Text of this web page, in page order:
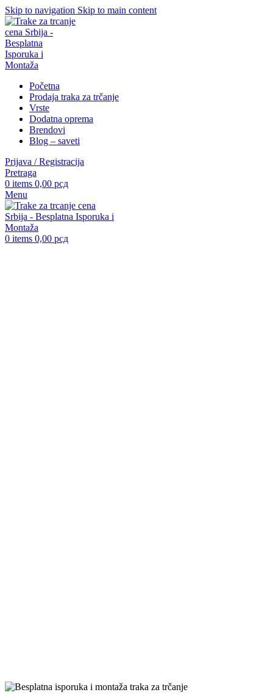
Skip to navigation Skip to main content
Početna
Prodaja traka za trčanje
Vrste
Dodatna oprema
Brendovi
Blog – saveti
Prijava / Registracija
Pretraga
0 items 0,00 рсд
Menu
0 items 0,00 рсд